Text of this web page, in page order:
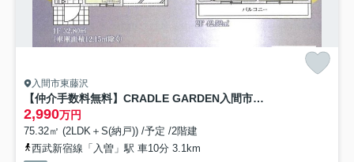
入間市東藤沢
【仲介手数料無料】CRADLE GARDEN入間市東藤沢第31 全1棟
2,990万円
75.32㎡ (2LDK＋S(納戸)) /予定 /2階建
西武新宿線「入曽」駅 車10分 3.1km